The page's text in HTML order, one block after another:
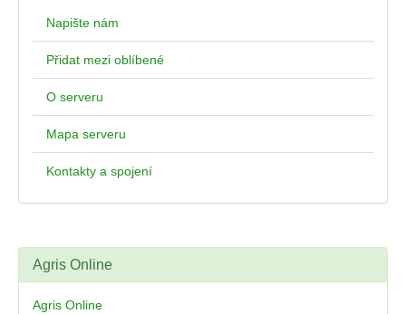
Napište nám
Přidat mezi oblíbené
O serveru
Mapa serveru
Kontakty a spojení
Agris Online
Agris Online